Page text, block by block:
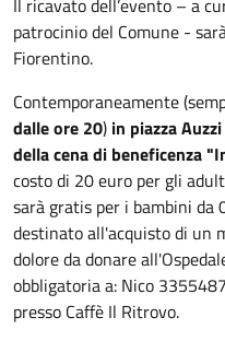
Il ricavato dell’evento – a
patrocinio del Comune -
Fiorentino.
Contemporaneamente
dalle ore 20) in piazza
della cena di beneficenza
costo di 20 euro per gli
sarà gratis per i bambini da
destinato all'acquisto di un
dolore da donare
obbligatoria a: Nico
presso Caffè Il Ritrovo.